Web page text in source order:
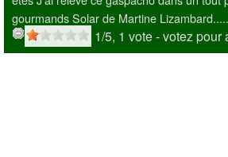
gourmands Solar de Martine
1/5, 1 vote- votez pour